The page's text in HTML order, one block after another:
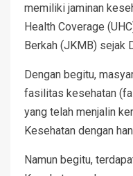
memiliki jaminan
Health Coverage
Berkah (JKMB) sejak
Dengan begitu,
fasilitas kesehatan
yang telah menjalin
Kesehatan dengan
Namun begitu,